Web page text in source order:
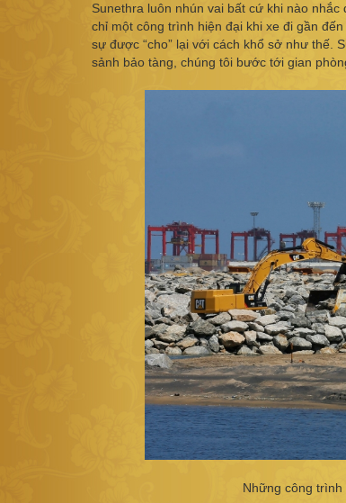
Sunethra luôn nhún vai bất cứ khi nào nhắc
chỉ một công trình hiện đại khi xe đi gần
sự được “cho” lại với cách khổ sở như thế.
sảnh bảo tàng, chúng tôi bước tới gian
Những công